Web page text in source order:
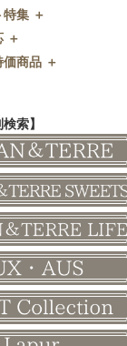
ー
ト
ロック
ズル
集 ＋
特集
＋
送
商品 ＋
価商品
索】